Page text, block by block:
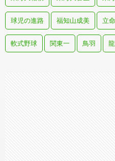
球児の進路 福知山成美 立
軟式野球 関東一 鳥羽